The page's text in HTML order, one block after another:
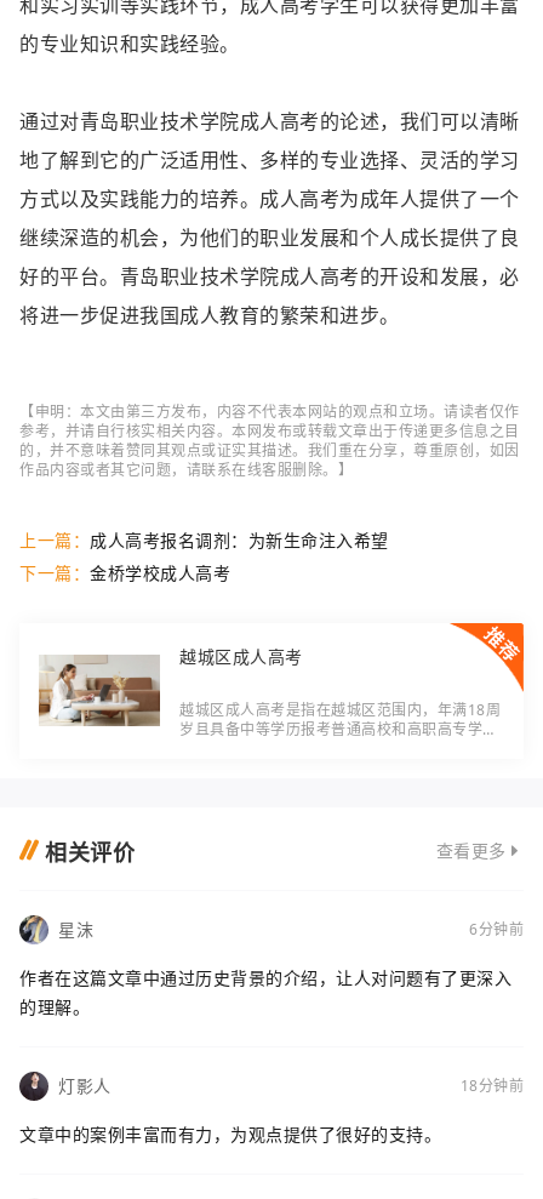
的专业知识和实践经验。
通过对青岛职业技术学院成人高考的论述，我们可以清晰
地了解到它的广泛适用性、多样的专业选择、灵活的学习
方式以及实践能力的培养。成人高考为成年人提供了一个
继续深造的机会，为他们的职业发展和个人成长提供了良
好的平台。青岛职业技术学院成人高考的开设和发展，必
将进一步促进我国成人教育的繁荣和进步。
【申明：本文由第三方发布，内容不代表本网站的观点和立场。请读者仅作
参考，并请自行核实相关内容。本网发布或转载文章出于传递更多信息之目
的，并不意味着赞同其观点或证实其描述。我们重在分享，尊重原创，如因
作品内容或者其它问题，请联系在线客服删除。】
上一篇： 成人高考报名调剂：为新生命注入希望
下一篇： 金桥学校成人高考
越城区成人高考
越城区成人高考是指在越城区范围内，年满18周
岁且具备中等学历报考普通高校和高职高专学校
相关评价 查看更多
星沫 6分钟前
作者在这篇文章中通过历史背景的介绍，让人对问题有了更深入
的理解。
灯影人 18分钟前
文章中的案例丰富而有力，为观点提供了很好的支持。